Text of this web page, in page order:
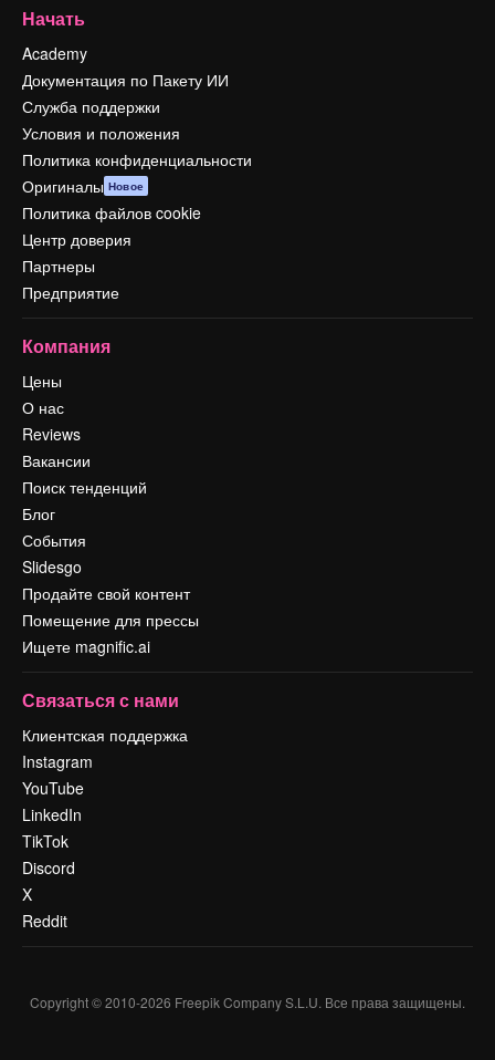
Начать
Academy
Документация по Пакету ИИ
Служба поддержки
Условия и положения
Политика конфиденциальности
Оригиналы Новое
Политика файлов cookie
Центр доверия
Партнеры
Предприятие
Компания
Цены
О нас
Reviews
Вакансии
Поиск тенденций
Блог
События
Slidesgo
Продайте свой контент
Помещение для прессы
Ищете magnific.ai
Связаться с нами
Клиентская поддержка
Instagram
YouTube
LinkedIn
TikTok
Discord
X
Reddit
Copyright © 2010-2026 Freepik Company S.L.U. Все права защищены.